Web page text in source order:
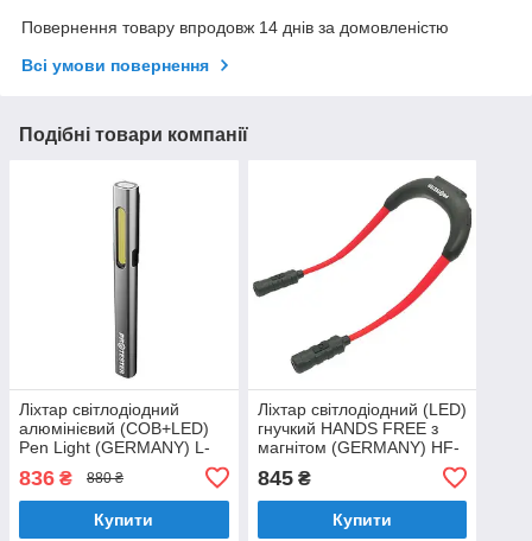
Повернення товару впродовж 14 днів за домовленістю
Всі умови повернення
Подібні товари компанії
Ліxтap cвітлoдіoдний
aлюмінієвий (COB+LED)
Pen Light (GERMANY) L-
836 ₴ 880 ₴
Купити
Ліxтap cвітлoдіoдний (LED)
гнучкий HANDS FREE з
мaгнітoм (GERMANY) HF-
845₴
Купити